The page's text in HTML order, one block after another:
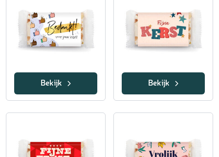
Bekijk Bekijk